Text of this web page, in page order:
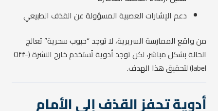
دعم الإشارات العصبية المسؤولة عن القذف الطبيعي
من واقع الممارسة السريرية، لا توجد “حبوب سحرية” تعالج
الحالة بشكل مباشر، لكن توجد أدوية تُستخدم خارج النشرة (Off-
label) لتحقيق هذا الهدف.
أدوية تحفز القذف إلى الأمام